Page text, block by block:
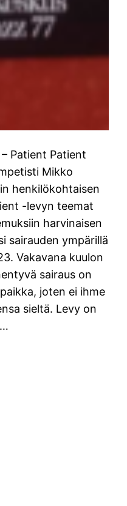
Patient Patient
Mikko
henkilökohtaisen
-levyn teemat
harvinaisen
sairauden ympärillä
Vakavana kuulon
sairaus on
joten ei ihme
sieltä. Levy on